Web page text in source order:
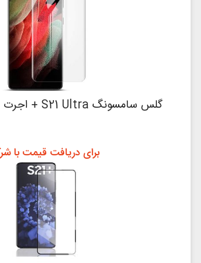
گلس سامسونگ S21 Ultra + اجرت تعویض
برای دریافت قیمت با